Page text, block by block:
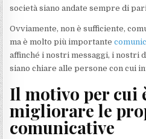
società siano andate sempre di
Ovviamente, non è sufficiente,
ma è molto più importante
affinché i nostri messaggi, i nostri
siano chiare alle persone con cui
Il motivo per cui
migliorare le
comunicative